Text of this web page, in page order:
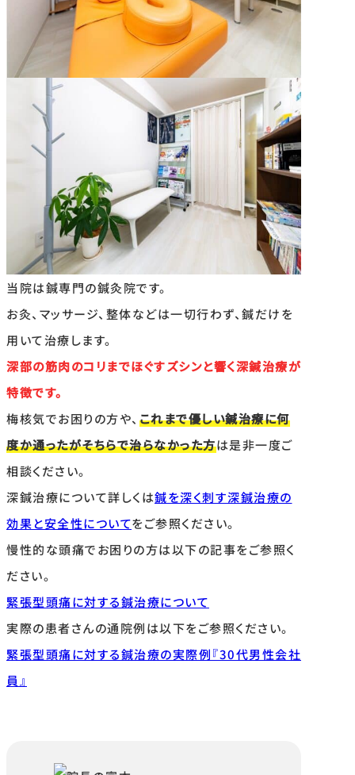
当院は鍼専門の鍼灸院です。
お灸、マッサージ、整体などは一切行わず、鍼だけを
用いて治療します。
深部の筋肉のコリまでほぐすズシンと響く深鍼治療が
特徴です。
梅核気でお困りの方や、 これまで優しい鍼治療に何
度か通ったがそちらで治らなかった方は是非一度ご
相談ください。
深鍼治療について詳しくは鍼を深く刺す深鍼治療の
効果と安全性についてをご参照ください。
慢性的な頭痛でお困りの方は以下の記事をご参照く
ださい。
緊張型頭痛に対する鍼治療について
実際の患者さんの通院例は以下をご参照ください。
緊張型頭痛に対する鍼治療の実際例『30代男性会社
員』